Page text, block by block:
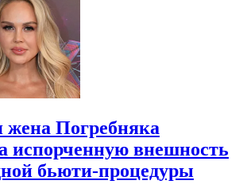
Погребняка
испорченную внешность
бьюти-процедуры